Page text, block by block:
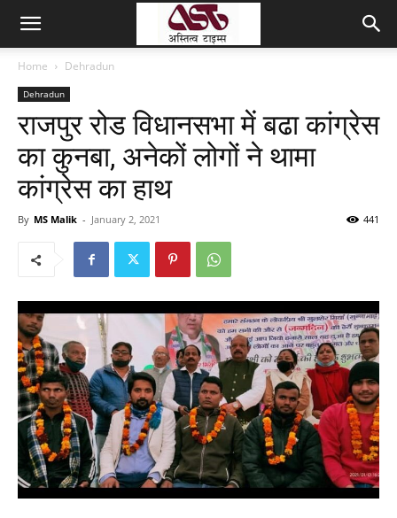
Home Dehradun
Dehradun
राजपुर रोड विधानसभा में बढा कांग्रेस
का कुनबा, अनेकों लोगों ने थामा
कांग्रेस का हाथ
By MS Malik - January 2, 2021 441